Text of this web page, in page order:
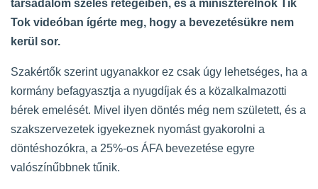
társadalom széles rétegeiben, és a miniszterelnök Tik
Tok videóban ígérte meg, hogy a bevezetésükre nem
kerül sor.
Szakértők szerint ugyanakkor ez csak úgy lehetséges, ha a
kormány befagyasztja a nyugdíjak és a közalkalmazotti
bérek emelését. Mivel ilyen döntés még nem született, és a
szakszervezetek igyekeznek nyomást gyakorolni a
döntéshozókra, a 25%-os ÁFA bevezetése egyre
valószínűbbnek tűnik.